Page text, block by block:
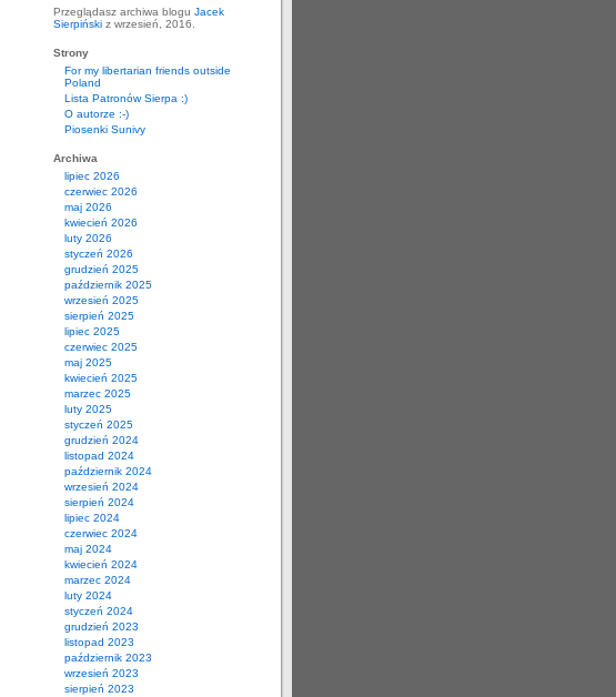
Przeglądasz archiwa blogu Jacek
Sierpiński z wrzesień, 2016.
Strony
For my libertarian friends outside
Poland
Lista Patronów Sierpa :)
O autorze :-)
Piosenki Sunivy
Archiwa
lipiec 2026
czerwiec 2026
maj 2026
kwiecień 2026
luty 2026
styczeń 2026
grudzień 2025
październik 2025
wrzesień 2025
sierpień 2025
lipiec 2025
czerwiec 2025
maj 2025
kwiecień 2025
marzec 2025
luty 2025
styczeń 2025
grudzień 2024
listopad 2024
październik 2024
wrzesień 2024
sierpień 2024
lipiec 2024
czerwiec 2024
maj 2024
kwiecień 2024
marzec 2024
luty 2024
styczeń 2024
grudzień 2023
listopad 2023
październik 2023
wrzesień 2023
sierpień 2023